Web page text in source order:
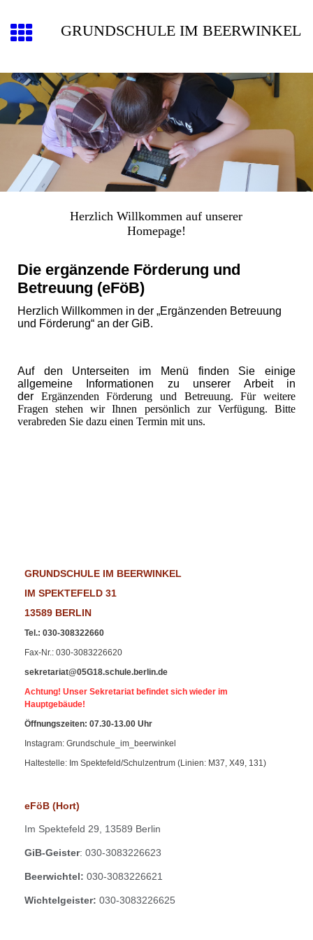
GRUNDSCHULE IM BEERWINKEL
Herzlich Willkommen auf unserer
Homepage!
Die ergänzende Förderung und
Betreuung (eFöB)
Herzlich Willkommen in der „Ergänzenden Betreuung
und Förderung“ an der GiB.
Auf den Unterseiten im Menü finden Sie einige
allgemeine Informationen zu unserer Arbeit in
der Ergänzenden Förderung und Betreuung. Für weitere
Fragen stehen wir Ihnen persönlich zur Verfügung. Bitte
verabreden Sie dazu einen Termin mit uns.
GRUNDSCHULE IM BEERWINKEL
IM SPEKTEFELD 31
13589 BERLIN
Tel.: 030-308322660
Fax-Nr.: 030-3083226620
sekretariat@05G18.schule.berlin.de
Achtung! Unser Sekretariat befindet sich wieder im
Hauptgebäude!
Öffnungszeiten: 07.30-13.00 Uhr
Instagram: Grundschule_im_beerwinkel
Haltestelle: Im Spektefeld/Schulzentrum (Linien: M37, X49, 131)
eFöB (Hort)
Im Spektefeld 29, 13589 Berlin
GiB-Geister: 030-3083226623
Beerwichtel: 030-3083226621
Wichtelgeister: 030-3083226625